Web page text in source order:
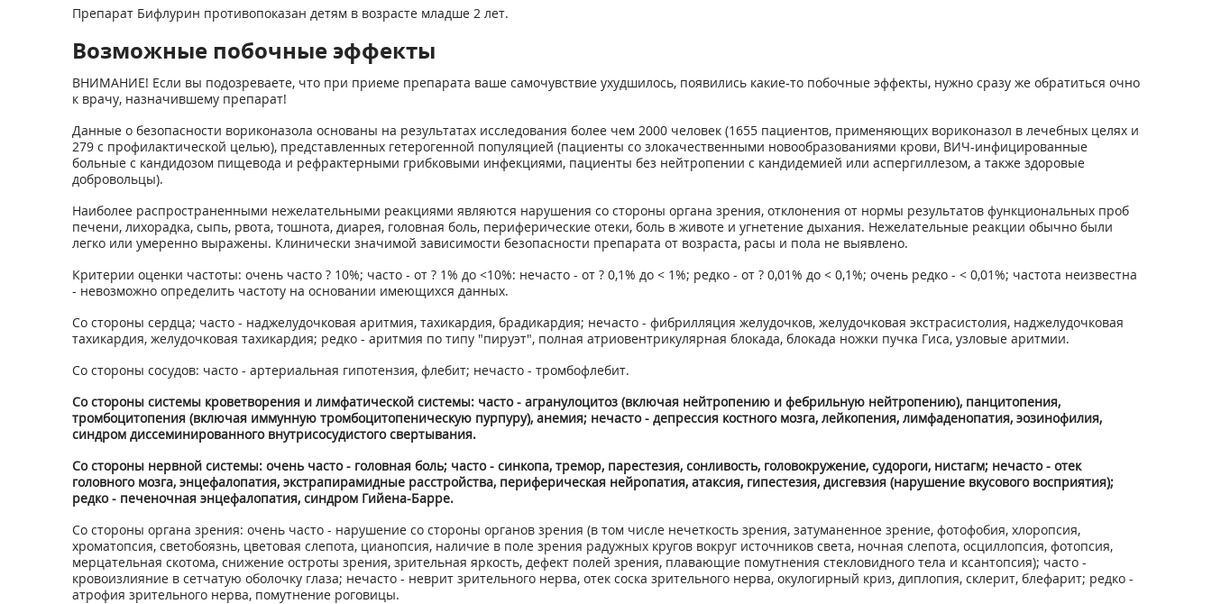
Препарат Бифлурин противопоказан детям в возрасте младше 2 лет.
Возможные побочные эффекты
ВНИМАНИЕ! Если вы подозреваете, что при приеме препарата ваше самочувствие ухудшилось, появились какие-то побочные эффекты, нужно сразу же обратиться очно
к врачу, назначившему препарат!
Данные о безопасности вориконазола основаны на результатах исследования более чем 2000 человек (1655 пациентов, применяющих вориконазол в лечебных целях и
279 с профилактической целью), представленных гетерогенной популяцией (пациенты со злокачественными новообразованиями крови, ВИЧ-инфицированные
больные с кандидозом пищевода и рефрактерными грибковыми инфекциями, пациенты без нейтропении с кандидемией или аспергиллезом, а также здоровые
добровольцы).
Наиболее распространенными нежелательными реакциями являются нарушения со стороны органа зрения, отклонения от нормы результатов функциональных проб
печени, лихорадка, сыпь, рвота, тошнота, диарея, головная боль, периферические отеки, боль в животе и угнетение дыхания. Нежелательные реакции обычно были
легко или умеренно выражены. Клинически значимой зависимости безопасности препарата от возраста, расы и пола не выявлено.
Критерии оценки частоты: очень часто ? 10%; часто - от ? 1% до <10%: нечасто - от ? 0,1% до < 1%; редко - от ? 0,01% до < 0,1%; очень редко - < 0,01%; частота неизвестна
- невозможно определить частоту на основании имеющихся данных.
Со стороны сердца; часто - наджелудочковая аритмия, тахикардия, брадикардия; нечасто - фибрилляция желудочков, желудочковая экстрасистолия, наджелудочковая
тахикардия, желудочковая тахикардия; редко - аритмия по типу "пируэт", полная атриовентрикулярная блокада, блокада ножки пучка Гиса, узловые аритмии.
Со стороны сосудов: часто - артериальная гипотензия, флебит; нечасто - тромбофлебит.
Со стороны системы кроветворения и лимфатической системы: часто - агранулоцитоз (включая нейтропению и фебрильную нейтропению), панцитопения,
тромбоцитопения (включая иммунную тромбоцитопеническую пурпуру), анемия; нечасто - депрессия костного мозга, лейкопения, лимфаденопатия, эозинофилия,
синдром диссеминированного внутрисосудистого свертывания.
Со стороны нервной системы: очень часто - головная боль; часто - синкопа, тремор, парестезия, сонливость, головокружение, судороги, нистагм; нечасто - отек
головного мозга, энцефалопатия, экстрапирамидные расстройства, периферическая нейропатия, атаксия, гипестезия, дисгевзия (нарушение вкусового восприятия);
редко - печеночная энцефалопатия, синдром Гийена-Барре.
Со стороны органа зрения: очень часто - нарушение со стороны органов зрения (в том числе нечеткость зрения, затуманенное зрение, фотофобия, хлоропсия,
хроматопсия, светобоязнь, цветовая слепота, цианопсия, наличие в поле зрения радужных кругов вокруг источников света, ночная слепота, осциллопсия, фотопсия,
мерцательная скотома, снижение остроты зрения, зрительная яркость, дефект полей зрения, плавающие помутнения стекловидного тела и ксантопсия); часто -
кровоизлияние в сетчатую оболочку глаза; нечасто - неврит зрительного нерва, отек соска зрительного нерва, окулогирный криз, диплопия, склерит, блефарит; редко -
атрофия зрительного нерва, помутнение роговицы.